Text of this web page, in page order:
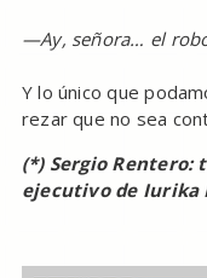
—Ay, señora… el
Y lo único que
rezar que no sea
(*) Sergio Rentero:
ejecutivo de Iurika